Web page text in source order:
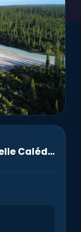
Île des Pins - nouvelle Calédonie